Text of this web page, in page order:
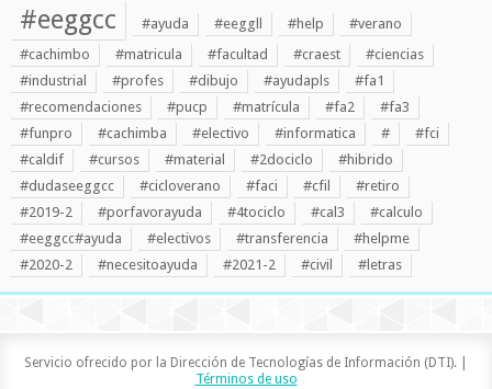
#eeggcc #ayuda #eeggll #help
#verano
#cachimbo
#matricula #facultad #craest
#ciencias
#industrial
#profes #dibujo #ayudapls
#fa1
#recomendaciones
#pucp #matrícula #fa2
#fa3
#funpro
#cachimba #electivo #informatica #
#fci
#caldif
#cursos #material #2dociclo
#hibrido
#dudaseeggcc
#cicloverano #faci #cfil
#retiro
#2019-2
#porfavorayuda #4tociclo #cal3
#calculo
#eeggcc#ayuda
#electivos #transferencia
#helpme
#2020-2
#necesitoayuda #2021-2 #civil #letras
Servicio ofrecido por la Dirección de Tecnologías de Información (DTI). |
Términos de uso